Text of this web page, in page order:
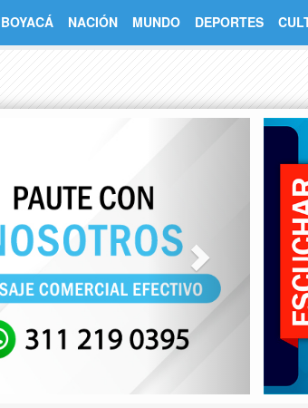
BOYACÁ NACIÓN MUNDO DEPORTES